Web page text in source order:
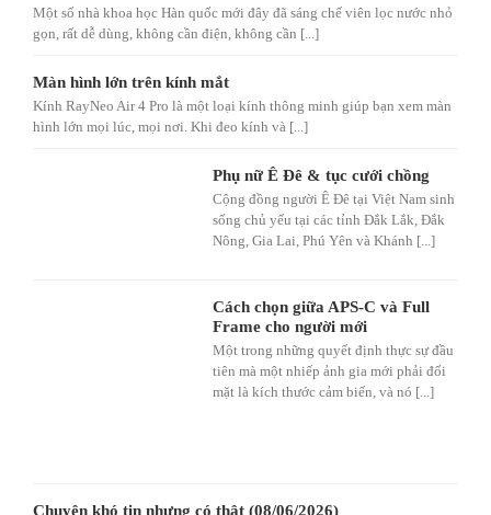
Một số nhà khoa học Hàn quốc mới đây đã sáng chế viên lọc nước nhỏ
gọn, rất dễ dùng, không cần điện, không cần [...]
Màn hình lớn trên kính mắt
Kính RayNeo Air 4 Pro là một loại kính thông minh giúp bạn xem màn
hình lớn mọi lúc, mọi nơi. Khi đeo kính và [...]
Phụ nữ Ê Đê & tục cưới chồng
Cộng đồng người Ê Đê tại Việt Nam sinh
sống chủ yếu tại các tỉnh Đắk Lắk, Đắk
Nông, Gia Lai, Phú Yên và Khánh [...]
Cách chọn giữa APS-C và Full
Frame cho người mới
Một trong những quyết định thực sự đầu
tiên mà một nhiếp ảnh gia mới phải đối
mặt là kích thước cảm biến, và nó [...]
Chuyện khó tin nhưng có thật (08/06/2026)